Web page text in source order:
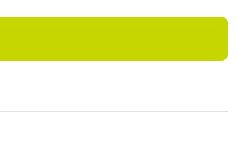
2022年3月
2022年2月